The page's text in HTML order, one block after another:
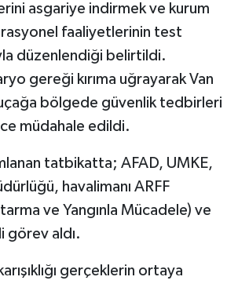
asgariye indirmek ve kurum
faaliyetlerinin test
düzenlendiği belirtildi.
gereği kırıma uğrayarak Van
bölgede güvenlik tedbirleri
müdahale edildi.
tatbikatta; AFAD, UMKE,
havalimanı ARFF
ve Yangınla Mücadele) ve
görev aldı.
gerçeklerin ortaya